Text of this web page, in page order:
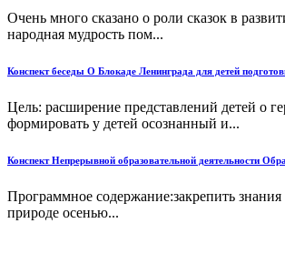
Очень много сказано о роли сказок в
народная мудрость пом...
Конспект беседы О Блокаде Ленинграда для детей
Цель: расширение представлений детей о
формировать у детей осознанный и...
Конспект Непрерывной образовательной деятельности
Программное содержание:закрепить знания
природе осенью...